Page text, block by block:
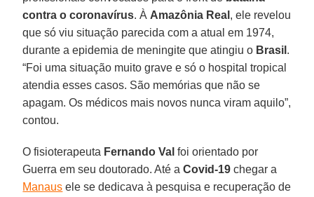
contra o coronavírus. À Amazônia Real , ele revelou
que só viu situação parecida com a atual em 1974,
durante a epidemia de meningite que atingiu o Brasil .
“Foi uma situação muito grave e só o hospital tropical
atendia esses casos. São memórias que não se
apagam. Os médicos mais novos nunca viram aquilo”,
contou.
O fisioterapeuta Fernando Val foi orientado por
Guerra em seu doutorado. Até aCovid-19 chegar a
Manaus ele se dedicava à pesquisa e recuperação de